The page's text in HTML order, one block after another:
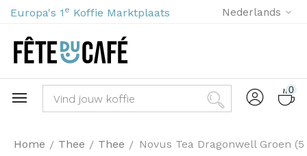
Europa's 1 e Koffie Marktplaats Nederlands
0
Home / Thee / Thee / Novus Tea Dragonwell Groen